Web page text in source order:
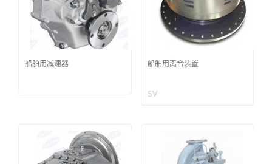
船舶用减速器 船舶用离合装置
SV